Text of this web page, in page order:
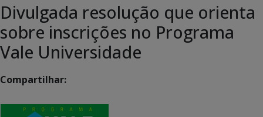
Divulgada resolução que orienta
sobre inscrições no Programa
Vale Universidade
Compartilhar: